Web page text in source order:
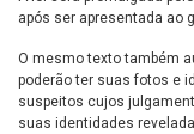
após ser apresentada ao
O mesmo texto também
poderão ter suas fotos e
suspeitos cujos
suas identidades